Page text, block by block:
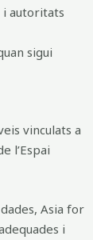
i autoritats
sigui
vinculats a
l’Espai
Asia for
i